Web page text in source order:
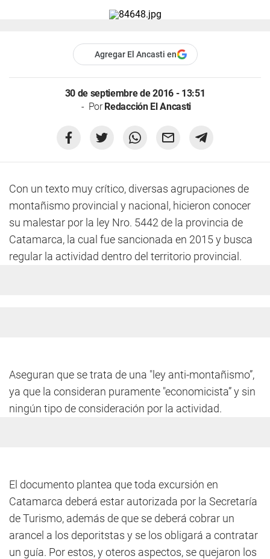
Agregar El Ancasti en
30 de septiembre de 2016 - 13:51
PorRedacción El Ancasti
Con un texto muy crítico, diversas agrupaciones de
montañismo provincial y nacional, hicieron conocer
su malestar por la ley Nro. 5442 de la provincia de
Catamarca, la cual fue sancionada en 2015 y busca
regular la actividad dentro del territorio provincial.
Aseguran que se trata de una "ley anti-montañismo”,
ya que la consideran puramente "economicista” y sin
ningún tipo de consideración por la actividad.
El documento plantea que toda excursión en
Catamarca deberá estar autorizada por la Secretaría
de Turismo, además de que se deberá cobrar un
arancel a los deporitstas y se los obligará a contratar
un guía. Por estos, y oteros aspectos, se quejaron los